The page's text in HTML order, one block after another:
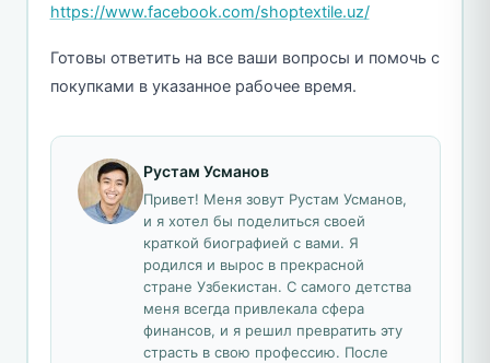
https://www.facebook.com/shoptextile.uz/
Готовы ответить на все ваши вопросы и помочь с
покупками в указанное рабочее время.
Рустам Усманов
Привет! Меня зовут Рустам Усманов,
и я хотел бы поделиться своей
краткой биографией с вами. Я
родился и вырос в прекрасной
стране Узбекистан. С самого детства
меня всегда привлекала сфера
финансов, и я решил превратить эту
страсть в свою профессию. После